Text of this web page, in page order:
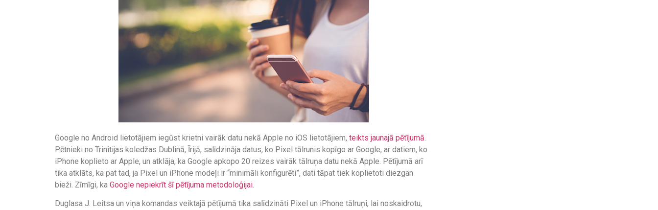
Google no Android lietotājiem iegūst krietni vairāk datu nekā Apple no iOS lietotājiem, teikts jaunajā pētījumā.
Pētnieki no Trinitijas koledžas Dublinā, Īrijā, salīdzināja datus, ko Pixel tālrunis kopīgo ar Google, ar datiem, ko
iPhone koplieto ar Apple, un atklāja, ka Google apkopo 20 reizes vairāk tālruņa datu nekā Apple. Pētījumā arī
tika atklāts, ka pat tad, ja Pixel un iPhone modeļi ir “minimāli konfigurēti”, dati tāpat tiek koplietoti diezgan
bieži. Zīmīgi, ka Google nepiekrīt šī pētījuma metodoloģijai.
Duglasa J. Leitsa un viņa komandas veiktajā pētījumā tika salīdzināti Pixel un iPhone tālruņi, lai noskaidrotu,